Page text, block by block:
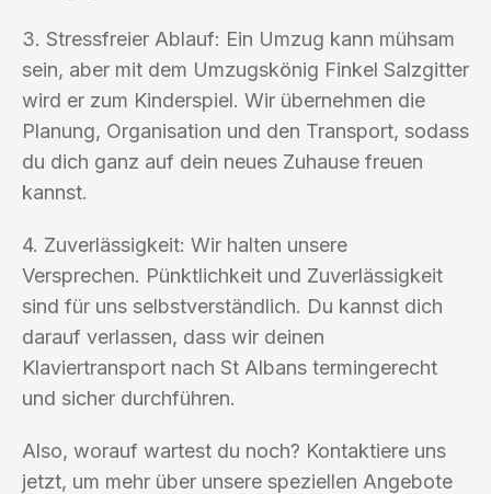
3. Stressfreier Ablauf: Ein Umzug kann mühsam
sein, aber mit dem Umzugskönig Finkel Salzgitter
wird er zum Kinderspiel. Wir übernehmen die
Planung, Organisation und den Transport, sodass
du dich ganz auf dein neues Zuhause freuen
kannst.
4. Zuverlässigkeit: Wir halten unsere
Versprechen. Pünktlichkeit und Zuverlässigkeit
sind für uns selbstverständlich. Du kannst dich
darauf verlassen, dass wir deinen
Klaviertransport nach St Albans termingerecht
und sicher durchführen.
Also, worauf wartest du noch? Kontaktiere uns
jetzt, um mehr über unsere speziellen Angebote